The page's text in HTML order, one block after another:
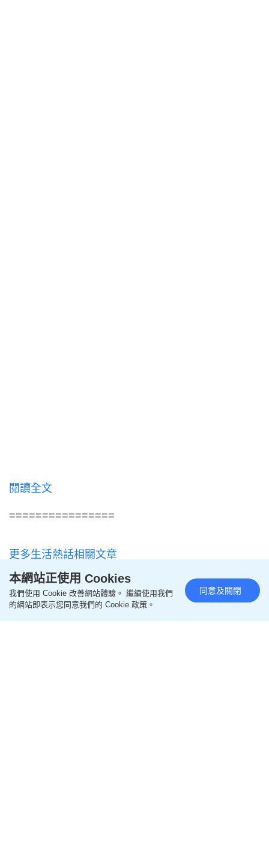
閱讀全文
================
更多生活熱話相關文章
即likeOh爸媽FB，緊貼一手親子資訊
本網站正使用 Cookies
我們使用 Cookie 改善網站體驗。 繼續使用我們
的網站即表示您同意我們的 Cookie 政策。
同意及關閉